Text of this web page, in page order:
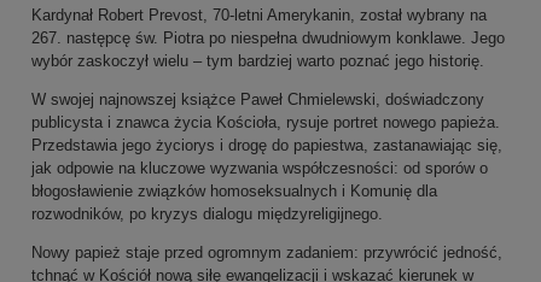
Kardynał Robert Prevost, 70-letni Amerykanin, został wybrany na
267. następcę św. Piotra po niespełna dwudniowym konklawe. Jego
wybór zaskoczył wielu – tym bardziej warto poznać jego historię.
W swojej najnowszej książce Paweł Chmielewski, doświadczony
publicysta i znawca życia Kościoła, rysuje portret nowego papieża.
Przedstawia jego życiorys i drogę do papiestwa, zastanawiając się,
jak odpowie na kluczowe wyzwania współczesności: od sporów o
błogosławienie związków homoseksualnych i Komunię dla
rozwodników, po kryzys dialogu międzyreligijnego.
Nowy papież staje przed ogromnym zadaniem: przywrócić jedność,
tchnąć w Kościół nową siłę ewangelizacji i wskazać kierunek w